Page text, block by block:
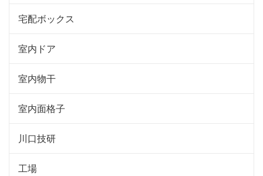
宅配ボックス
室内ドア
室内物干
室内面格子
川口技研
工場